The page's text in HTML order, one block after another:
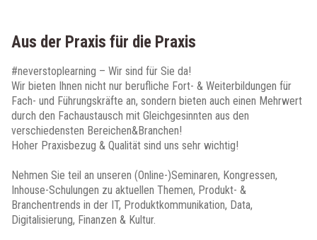
Aus der Praxis für die Praxis
#neverstoplearning – Wir sind für Sie da!
Wir bieten Ihnen nicht nur berufliche Fort- & Weiterbildungen für
Fach- und Führungskräfte an, sondern bieten auch einen Mehrwert
durch den Fachaustausch mit Gleichgesinnten aus den
verschiedensten Bereichen&Branchen!
Hoher Praxisbezug & Qualität sind uns sehr wichtig!
Nehmen Sie teil an unseren (Online-)Seminaren, Kongressen,
Inhouse-Schulungen zu aktuellen Themen, Produkt- &
Branchentrends in der IT, Produktkommunikation, Data,
Digitalisierung, Finanzen & Kultur.